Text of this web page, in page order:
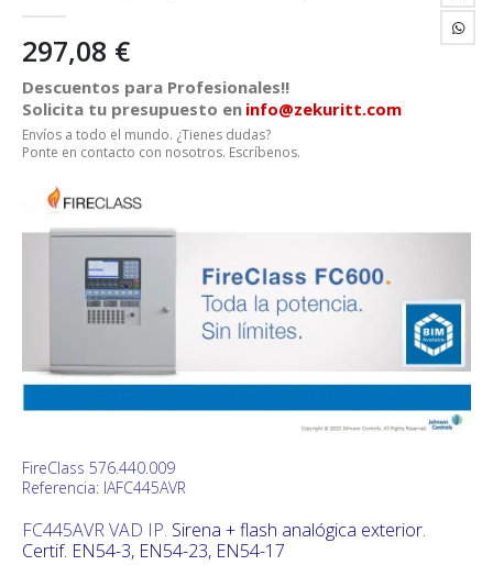
297,08 €
Descuentos para Profesionales!!
Solicita tu presupuesto en info@zekuritt.com
Envíos a todo el mundo. ¿Tienes dudas?
Ponte en contacto con nosotros. Escríbenos.
FireClass 576.440.009
Referencia: IAFC445AVR
FC445AVR VAD IP. Sirena + flash analógica exterior.
Certif. EN54-3, EN54-23, EN54-17